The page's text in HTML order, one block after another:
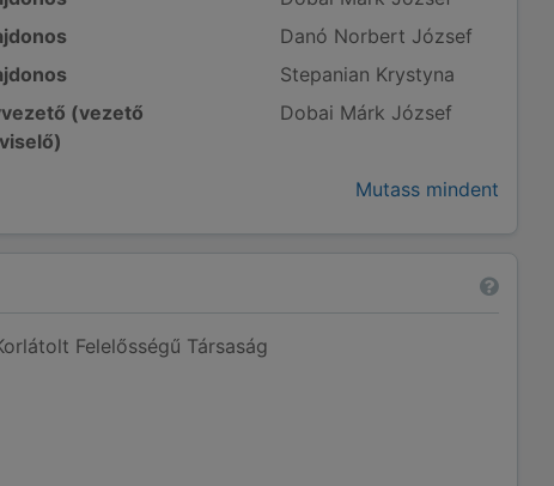
Danó Norbert József
Stepanian Krystyna
(vezető
Dobai Márk József
Mutass mindent
Felelősségű Társaság